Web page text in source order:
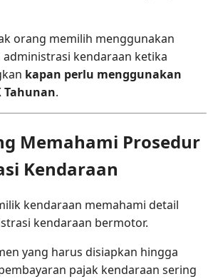
orang memilih menggunakan
administrasi kendaraan ketika
kapan perlu menggunakan
Tahunan.
Memahami Prosedur
Kendaraan
kendaraan memahami detail
kendaraan bermotor.
yang harus disiapkan hingga
pajak kendaraan sering